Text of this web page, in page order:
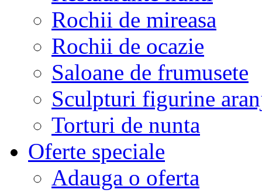
Rochii de mireasa
Rochii de ocazie
Saloane de frumusete
Sculpturi figurine
Torturi de nunta
Oferte speciale
Adauga o oferta